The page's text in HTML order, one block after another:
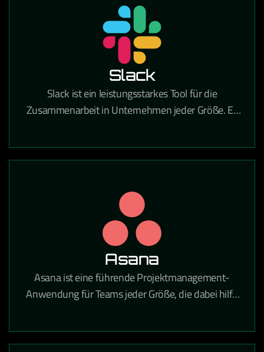
Betrieb hilft VCE Solutions dabei, komplexe IT-
Prozesse zu vereinfachen, Ressourcen optimal zu
nutzen und eine stabile Grundlage für digitales
Wachstum zu schaffen.
Slack
Slack ist ein leistungsstarkes Tool für die
Zusammenarbeit in Unternehmen jeder Größe. Es
Arbeit erledigen können – ganz gleich, ob Sie in
Unternehmen tätig sind.
Asana
Asana ist eine führende Projektmanagement-
Anwendung für Teams jeder Größe, die dabei hilft,
unklare Aufgaben und Kommunikationslücken der